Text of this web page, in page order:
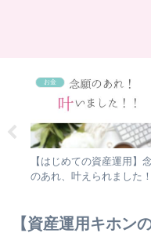
お金
【はじめての資産運用】
のあれ、叶えられました！
【資産運用キホ